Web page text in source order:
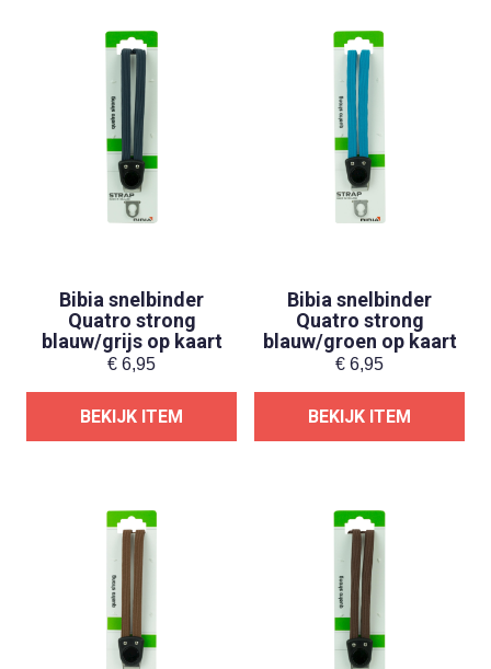
Bibia snelbinder
Quatro strong
blauw/grijs op kaart
€ 6,95
BEKIJK ITEM
Bibia snelbinder
Quatro strong
blauw/groen op kaart
€ 6,95
BEKIJK ITEM